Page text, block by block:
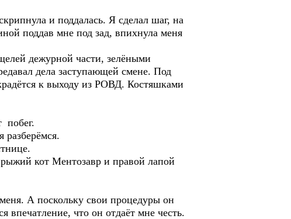
и поддалась. Я сделал шаг, на
поддав мне под зад, впихнула меня
дежурной части, зелёными
дела заступающей смене. Под
к выходу из РОВД. Костяшками
побег.
разберёмся.
кот Ментозавр и правой лапой
А поскольку свои процедуры он
впечатление, что он отдаёт мне честь.